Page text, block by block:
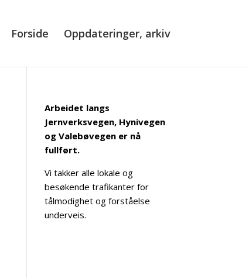
Forside Oppdateringer, arkiv
Arbeidet langs
Jernverksvegen, Hynivegen
og Valebøvegen er nå
fullført.
Vi takker alle lokale og
besøkende trafikanter for
tålmodighet og forståelse
underveis.